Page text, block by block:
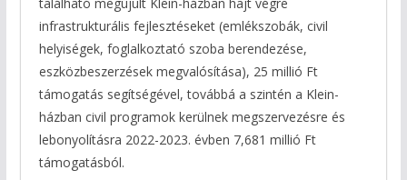
infrastrukturális fejlesztéseket (emlékszobák, civil
helyiségek, foglalkoztató szoba berendezése,
eszközbeszerzések megvalósítása), 25 millió Ft
támogatás segítségével, továbbá a szintén a Klein-
házban civil programok kerülnek megszervezésre és
lebonyolításra 2022-2023. évben 7,681 millió Ft
támogatásból.